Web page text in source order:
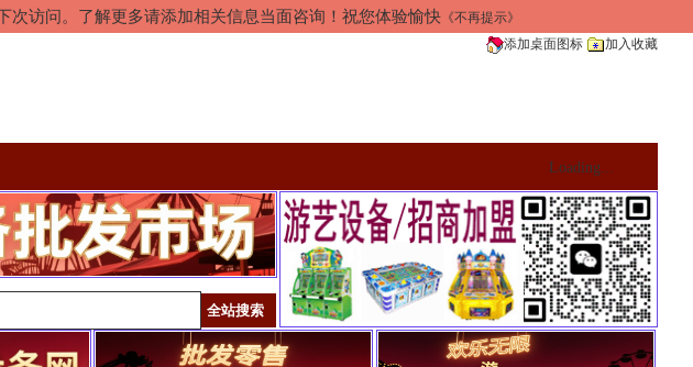
访问。了解更多请添加相关信息当面咨询！祝您体验愉快《不再提示》
添加桌面图标
加入收藏
Loading...